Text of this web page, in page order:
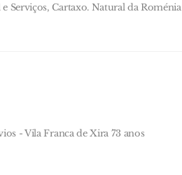
Serviços, Cartaxo. Natural da Roménia
- Vila Franca de Xira 73 anos